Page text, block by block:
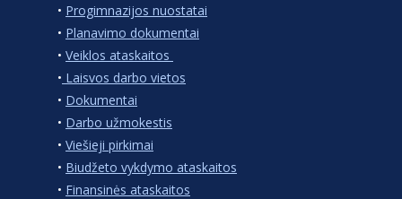
• Progimnazijos nuostatai
• Planavimo dokumentai
• Veiklos ataskaitos
• Laisvos darbo vietos
• Dokumentai
• Darbo užmokestis
• Viešieji pirkimai
• Biudžeto vykdymo ataskaitos
• Finansinės ataskaitos